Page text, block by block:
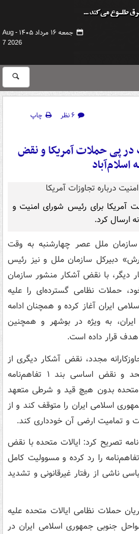
جمعه ۱۶ مرداد ۱۴۰۵ -
Aug
7 2026
۶ نظر
چاپ
در پی حملات آمریکا و نقض
اسلام‌آباد
آمریکا برای رئیس شورای امنیت و
ارسال کرد.
سازمان ملل عصر چهارشنبه به وقت
دبیرکل سازمان ملل و نیز رئیس
دیگر، با نقض آشکار منشور سازمان
حملات نظامی گسترده‌ای را علیه
ایران آغاز کرده و همچنان ادامه
به ویژه در بوشهر و همچنین
قرار داده است.
مجدد، نقض آشکار دیگری از
بند (۴) ماده (۲) منشور ملل متحد و نقض اساسی بند ۱ تفاهم‌نامه
متحده بدون هیچ قید و شرطی متعهد
اسلامی ایران را متوقف کند و از
و تمامیت ارضی آن خودداری کند.
تصریح کرد: ایالات متحده با نقض
را رد کرده و مسوولیت کامل
ناشی از رفتار غیرقانونی و تشدید
حملات نظامی ایالات متحده علیه
جنوبی جمهوری اسلامی ایران در